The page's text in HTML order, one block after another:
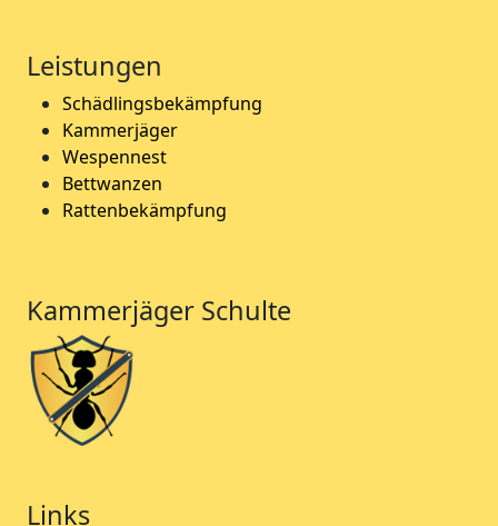
Leistungen
Schädlingsbekämpfung
Kammerjäger
Wespennest
Bettwanzen
Rattenbekämpfung
Kammerjäger Schulte
Links